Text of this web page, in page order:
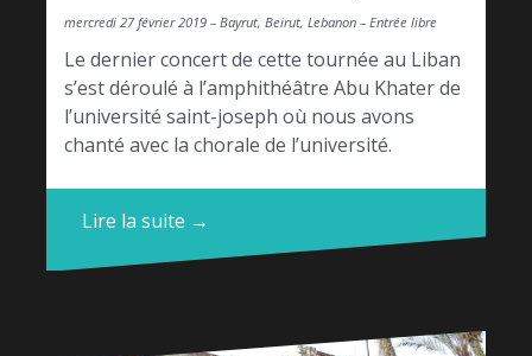
mercredi 27 février 2019 – Bayrut, Beirut, Lebanon – Entrée libre
Le dernier concert de cette tournée au Liban
s’est déroulé à l’amphithéâtre Abu Khater de
l’université saint-joseph où nous avons
chanté avec la chorale de l’université.
Lire la suite →